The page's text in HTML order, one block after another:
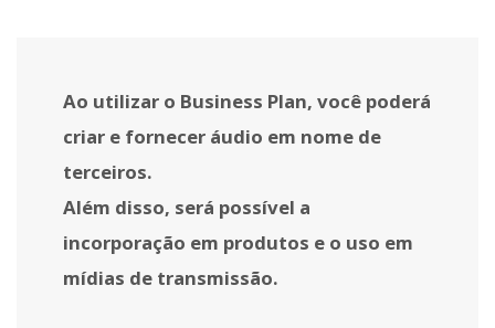
Ao utilizar o Business Plan, você poderá
criar e fornecer áudio em nome de
terceiros.
Além disso, será possível a
incorporação em produtos e o uso em
mídias de transmissão.